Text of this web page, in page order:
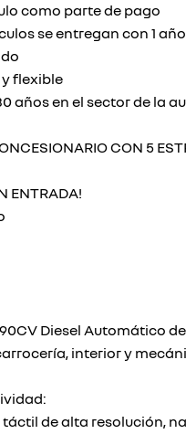
como parte de pago
se entregan con 1
flexible
años en el sector de la
CON 5
ENTRADA!
Diesel Automático
interior y
de alta resolución,